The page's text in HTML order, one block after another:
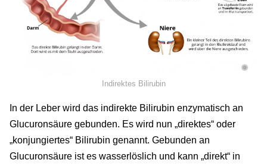
©
Indirektes Bilirubin
In der Leber wird das indirekte Bilirubin enzymatisch an
Glucuronsäure gebunden. Es wird nun „direktes“ oder
„konjungiertes“ Bilirubin genannt. Gebunden an
Glucuronsäure ist es wasserlöslich und kann „direkt“ in